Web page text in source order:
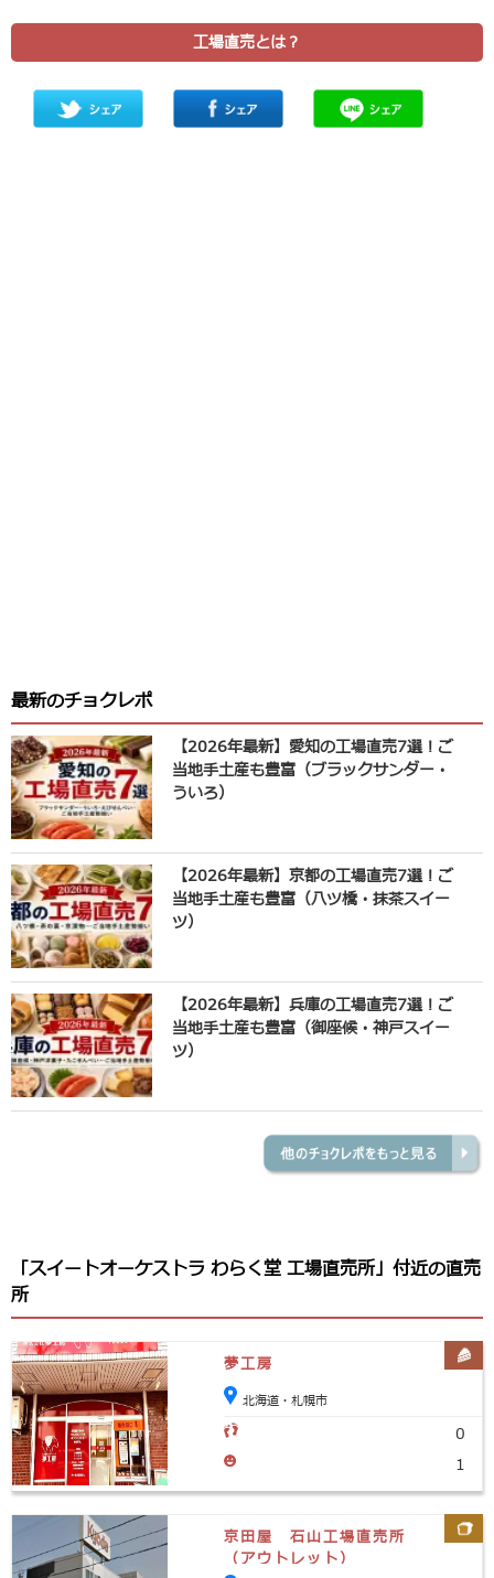
工場直売とは？
最新のチョクレポ
【2026年最新】愛知の工場直売7選！ご
当地手土産も豊富（ブラックサンダー・
ういろ）
【2026年最新】京都の工場直売7選！ご
当地手土産も豊富（八ツ橋・抹茶スイー
ツ）
【2026年最新】兵庫の工場直売7選！ご
当地手土産も豊富（御座候・神戸スイー
ツ）
「スイートオーケストラ わらく堂 工場直売所」付近の直売
所
夢工房
北海道・札幌市
0
1
京田屋 石山工場直売所
（アウトレット）